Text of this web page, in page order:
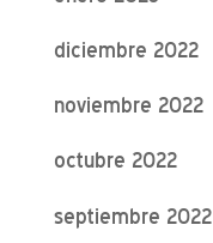
diciembre 2022
noviembre 2022
octubre 2022
septiembre 2022